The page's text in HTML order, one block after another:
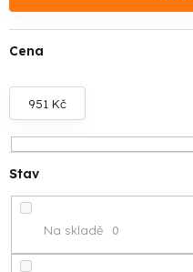
n
í
p
r
o
d
u
k
Cena
951 Kč
Stav
Na skladě 0